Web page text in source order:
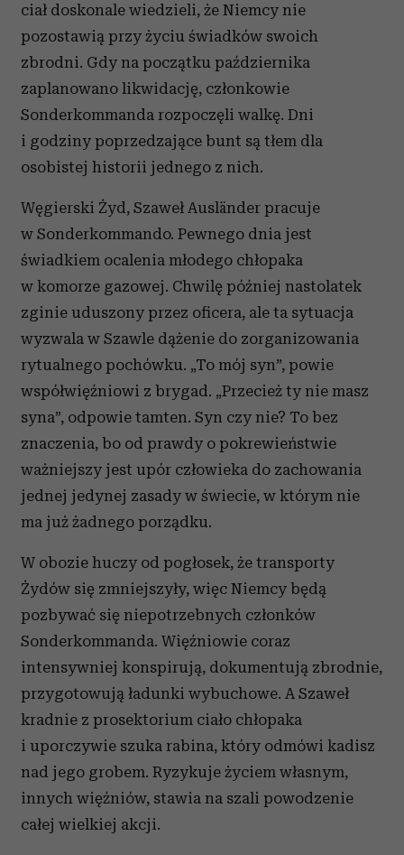
ciał doskonale wiedzieli, że Niemcy nie
pozostawią przy życiu świadków swoich
zbrodni. Gdy na początku października
zaplanowano likwidację, członkowie
Sonderkommanda rozpoczęli walkę. Dni
i godziny poprzedzające bunt są tłem dla
osobistej historii jednego z nich.
Węgierski Żyd, Szaweł Ausländer pracuje
w Sonderkommando. Pewnego dnia jest
świadkiem ocalenia młodego chłopaka
w komorze gazowej. Chwilę później nastolatek
zginie uduszony przez oficera, ale ta sytuacja
wyzwala w Szawle dążenie do zorganizowania
rytualnego pochówku. „To mój syn”, powie
współwięźniowi z brygad. „Przecież ty nie masz
syna”, odpowie tamten. Syn czy nie? To bez
znaczenia, bo od prawdy o pokrewieństwie
ważniejszy jest upór człowieka do zachowania
jednej jedynej zasady w świecie, w którym nie
ma już żadnego porządku.
W obozie huczy od pogłosek, że transporty
Żydów się zmniejszyły, więc Niemcy będą
pozbywać się niepotrzebnych członków
Sonderkommanda. Więźniowie coraz
intensywniej konspirują, dokumentują zbrodnie,
przygotowują ładunki wybuchowe. A Szaweł
kradnie z prosektorium ciało chłopaka
i uporczywie szuka rabina, który odmówi kadisz
nad jego grobem. Ryzykuje życiem własnym,
innych więźniów, stawia na szali powodzenie
całej wielkiej akcji.